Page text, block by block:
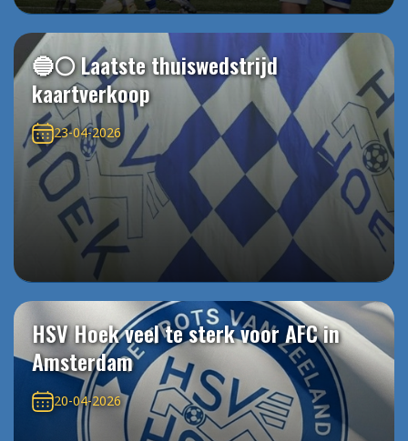
🔵⚪️ Laatste thuiswedstrijd
kaartverkoop
23-04-2026
HSV Hoek veel te sterk voor AFC in
Amsterdam
20-04-2026